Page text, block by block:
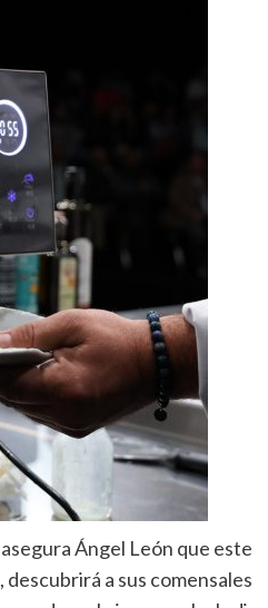
Ángel León que este
descubrirá a sus comensales